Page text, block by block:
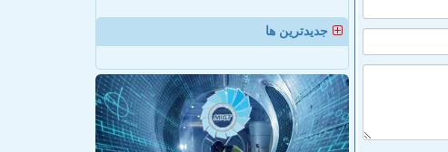
جدیدترین ها